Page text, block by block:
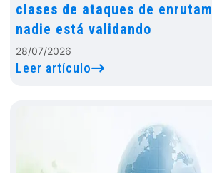
clases de ataques de
nadie está validando
28/07/2026
Leer artículo